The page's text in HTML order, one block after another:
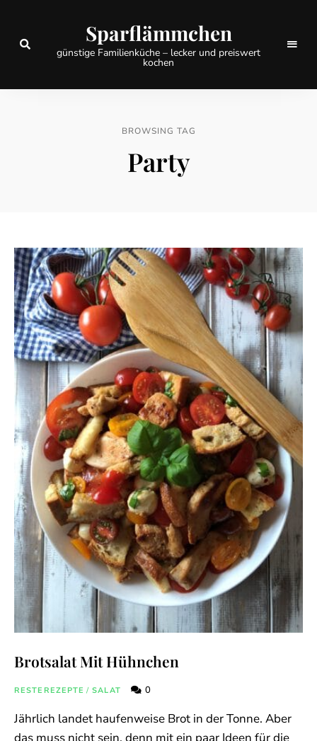
Sparflämmchen
günstige Familienküche – lecker und preiswert
kochen
BROWSING TAG
Party
Brotsalat Mit Hühnchen
RESTEREZEPTE / SALAT 0
Jährlich landet haufenweise Brot in der Tonne. Aber